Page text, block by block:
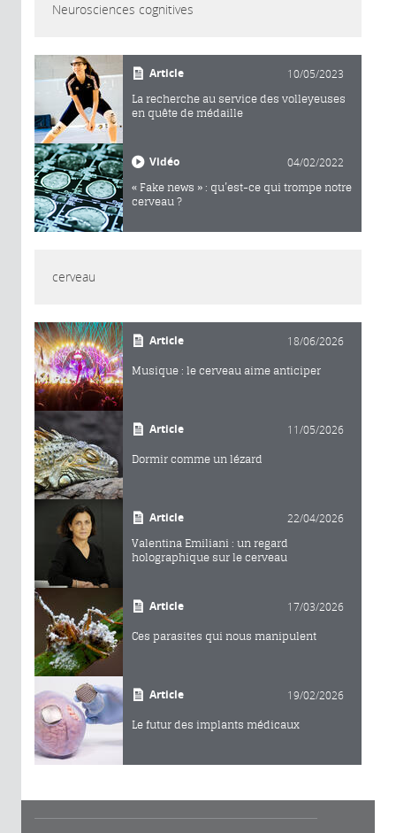
Neurosciences cognitives
Article 10/05/2023
La recherche au service des volleyeuses
en quête de médaille
Vidéo 04/02/2022
« Fake news » : qu’est-ce qui trompe notre
cerveau ?
cerveau
Article 18/06/2026
Musique : le cerveau aime anticiper
Article 11/05/2026
Dormir comme un lézard
Article 22/04/2026
Valentina Emiliani : un regard
holographique sur le cerveau
Article 17/03/2026
Ces parasites qui nous manipulent
Article 19/02/2026
Le futur des implants médicaux